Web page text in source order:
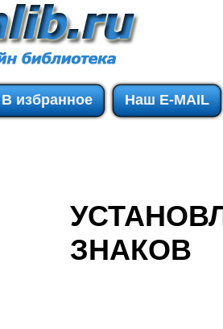
В избранное Наш E-MAIL
ЗНАКОВ